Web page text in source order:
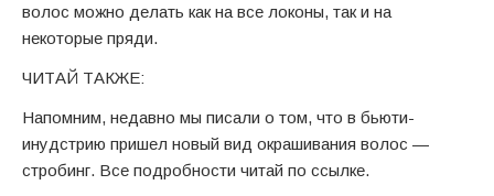
волос можно делать как на все локоны, так и на
некоторые пряди.
ЧИТАЙ ТАКЖЕ:
Напомним, недавно мы писали о том, что в бьюти-
инудстрию пришел новый вид окрашивания волос —
стробинг. Все подробности читай по ссылке.